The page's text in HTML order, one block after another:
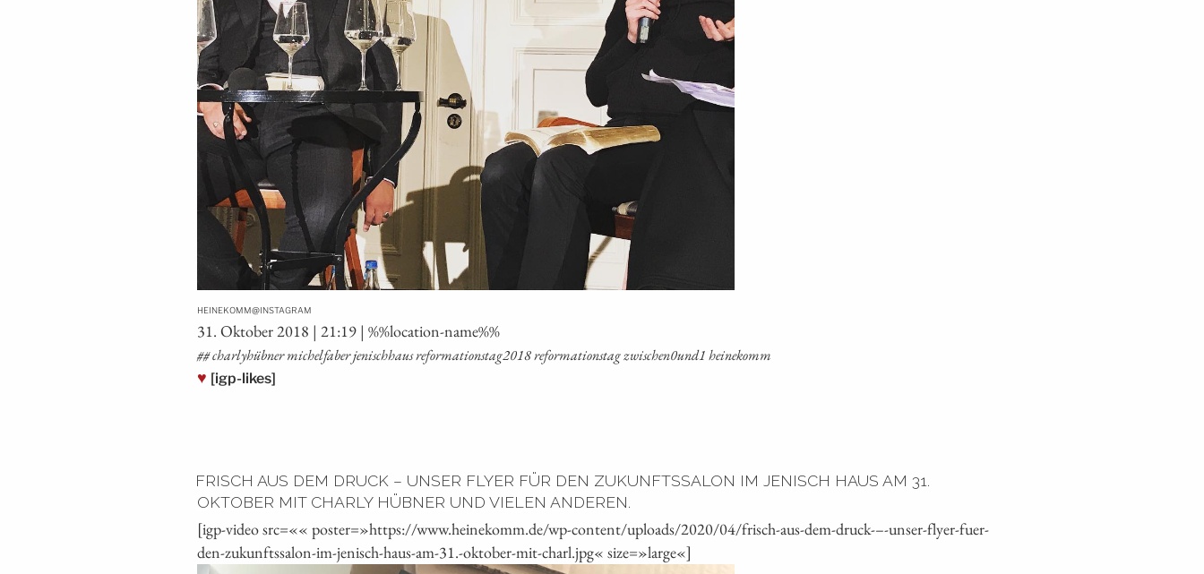
HEINEKOMM@INSTAGRAM
31. Okto­ber 2018 | 21:19 | %%loca­ti­on-name%%
## char­ly­h­üb­ner michel­fa­ber jenisch­haus reformationstag2018 refor­ma­ti­ons­tag zwischen0und1 heinekomm
♥ [igp-likes]
FRISCH AUS DEM DRUCK – UNSER FLYER FÜR DEN ZUKUNFTSSALON IM JENISCH HAUS AM 31.
OKTOBER MIT CHARLY HÜBNER UND VIELEN ANDEREN.
[igp-video src=«« poster=»https://www.heinekomm.de/wp-content/uploads/2020/04/frisch-aus-dem-druck- – -unser-flyer-fuer-
den-zukunftssalon-im-jenisch-haus-am-31.-oktober-mit-charl.jpg« size=»large«]